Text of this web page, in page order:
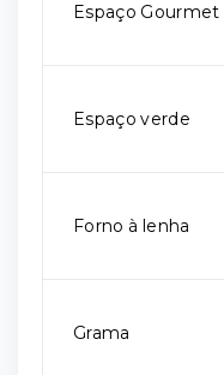
Espaço Gourmet
Espaço verde
Forno à lenha
Grama